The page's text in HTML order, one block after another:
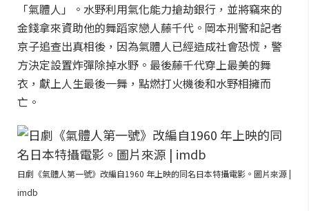
「氣體人」。水野利用氣化能力搶劫銀行，並將竊來的
金錢拿來資助他的舞蹈家戀人藤千代。岡本刑警和記者
京子追查出真相後，因為氣體人已經造成社會恐慌，警
方決定設置炸彈除掉水野。最後藤千代穿上最美的舞
衣，獻上人生最後一舞，點燃打火機後和水野相擁而
亡。
日劇《氣體人第一號》改編自1960 年上映的同名日本特攝電影。圖片來源 |
imdb